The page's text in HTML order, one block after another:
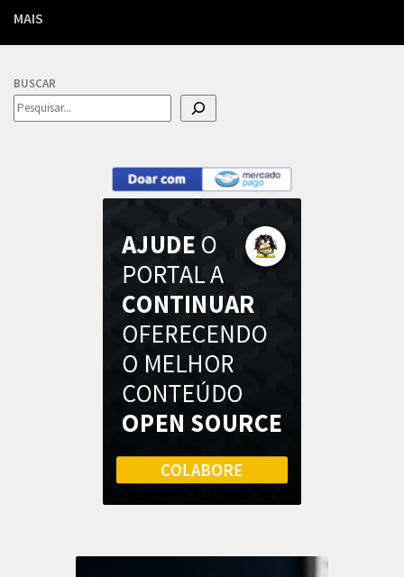
MAIS
BUSCAR